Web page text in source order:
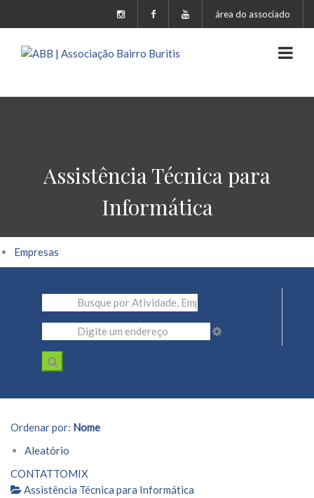
área do associado
Assistência Técnica para
Informática
Empresas
Ordenar por: Nome
Aleatório
CONTATTOMIX
Assistência Técnica para Informática